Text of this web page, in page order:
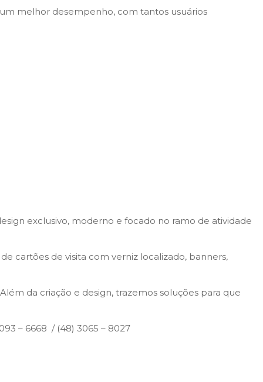
melhor desempenho, com tantos usuários
exclusivo, moderno e focado no ramo de atividade
cartões de visita com verniz localizado, banners,
da criação e design, trazemos soluções para que
– 6668 / (48) 3065 – 8027